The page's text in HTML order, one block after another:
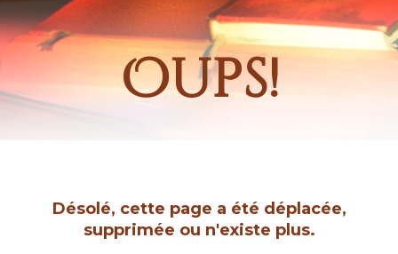
Oups!
Désolé, cette page a été déplacée,
supprimée ou n'existe plus.